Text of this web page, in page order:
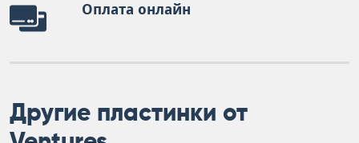
Оплата онлайн
Другие пластинки от